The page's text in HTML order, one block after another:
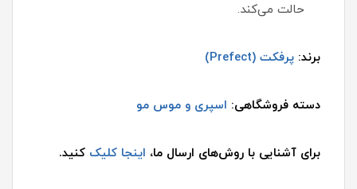
حالت می‌کند.
برند: پرفکت (Prefect)
دسته فروشگاهی: اسپری و موس مو
برای آشنایی با روش‌های ارسال ما، اینجا کلیک کنید.